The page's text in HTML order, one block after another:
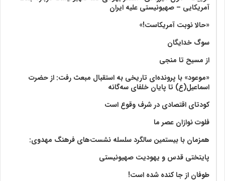
آمریکایی – صهیونیستی علیه ایران
«حالا نوبت آمریکاست!»
سوگ خدایگان
از مسیح تا منجی
«موعود» با پرونده‌ای تاریخی به استقبال مبعث رفت: از حضرت
اسماعیل(ع) تا پایان خلفای سه‌گانه
کودتای اقتصادی در شرف وقوع است
فلوت نوازان عصر ما
همزمان با بیستمین سالگرد سلسله نشست‌های فرهنگ مهدوی:‌
پایتختی قدس و یهودیت صهیونیستی
طوفان از جا کنده شده است!